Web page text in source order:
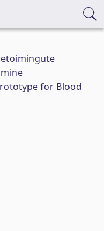
for Blood